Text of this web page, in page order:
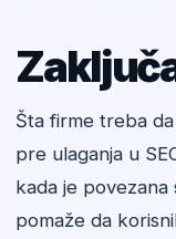
Šta firme treba
pre ulaganja u
kada je povezana
pomaže da